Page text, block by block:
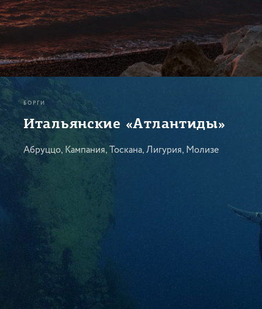
БОРГИ
Итальянские «Атлантиды»
Абруццо, Кампания, Тоскана, Лигурия, Молизе